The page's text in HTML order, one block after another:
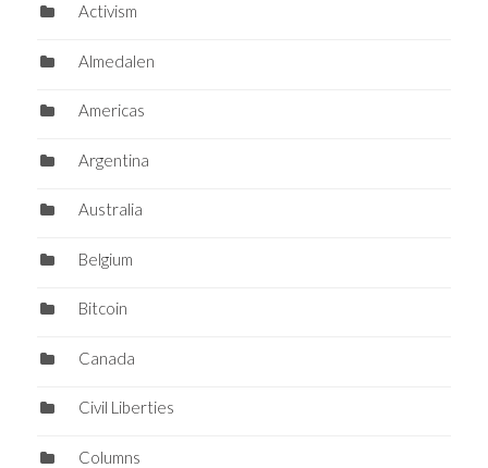
Activism
Almedalen
Americas
Argentina
Australia
Belgium
Bitcoin
Canada
Civil Liberties
Columns